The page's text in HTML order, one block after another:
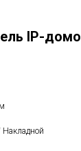
IP-
Накладной